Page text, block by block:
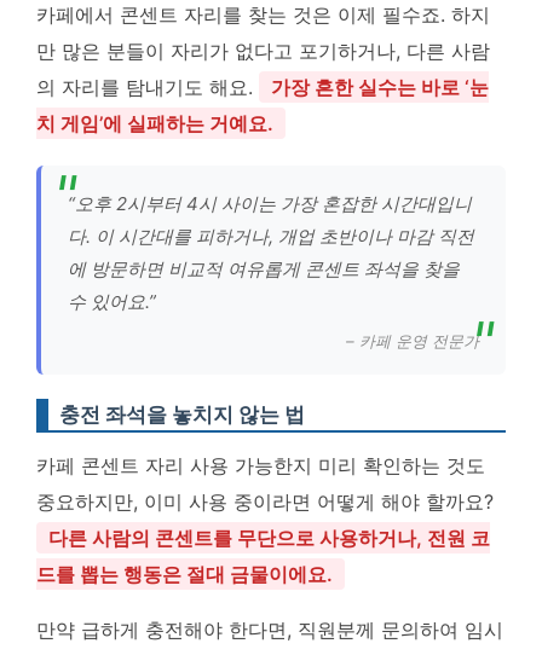
카페에서 콘센트 자리를 찾는 것은 이제 필수죠. 하지
만 많은 분들이 자리가 없다고 포기하거나, 다른 사람
의 자리를 탐내기도 해요.
가장 흔한 실수는 바로 ‘눈
치 게임’에 실패하는 거예요.
“오후 2시부터 4시 사이는 가장 혼잡한 시간대입니
다. 이 시간대를 피하거나, 개업 초반이나 마감 직전
에 방문하면 비교적 여유롭게 콘센트 좌석을 찾을
수 있어요.”
– 카페 운영 전문가
충전 좌석을 놓치지 않는 법
카페 콘센트 자리 사용 가능한지 미리 확인하는 것도
중요하지만, 이미 사용 중이라면 어떻게 해야 할까요?
다른 사람의 콘센트를 무단으로 사용하거나, 전원 코
드를 뽑는 행동은 절대 금물이에요.
만약 급하게 충전해야 한다면, 직원분께 문의하여 임시